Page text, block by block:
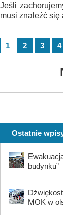
Jeśli
musi znaleźć
1 2 3 4
Ostatnie
budynku”
MOK w